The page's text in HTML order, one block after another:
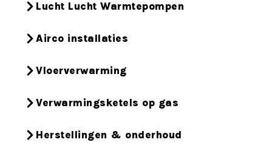
Lucht Lucht Warmtepompen
Airco installaties
Vloerverwarming
Verwarmingsketels op gas
Herstellingen & onderhoud